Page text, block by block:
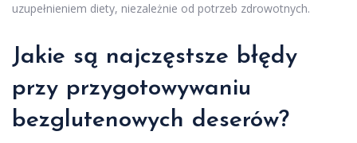
uzupełnieniem diety, niezależnie od potrzeb zdrowotnych.
Jakie są najczęstsze błędy
przy przygotowywaniu
bezglutenowych deserów?